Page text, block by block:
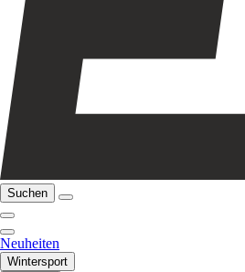
Suchen
Neuheiten
Wintersport